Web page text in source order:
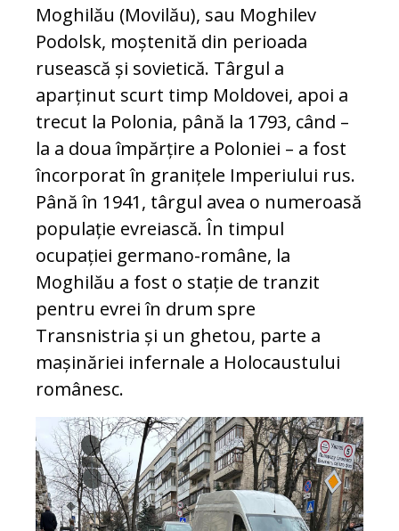
Moghilău (Movilău), sau Moghilev
Podolsk, moștenită din perioada
rusească și sovietică. Târgul a
aparținut scurt timp Moldovei, apoi a
trecut la Polonia, până la 1793, când –
la a doua împărțire a Poloniei – a fost
încorporat în granițele Imperiului rus.
Până în 1941, târgul avea o numeroasă
populație evreiască. În timpul
ocupației germano-române, la
Moghilău a fost o stație de tranzit
pentru evrei în drum spre
Transnistria și un ghetou, parte a
mașinăriei infernale a Holocaustului
românesc.